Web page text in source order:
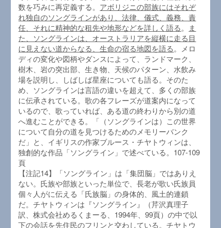
数を巧みに再定義する。 アボリジニの部族にはそれぞ
れ独自のソングラインがあり、法律、儀式、義務、責
任、それに精神的な租先や地形などを詳しく語る。
ま
た、ソングラインは、オーストラリアを縦横に走る目
に見えない道からなる、生命の宿る地図を語る。メロ
ディの変化や図柄やダンスによって、ランドマーク、
樹木、岩の突出部、生き物、天候のパターン、水飲み
場を説明し、しばしば星座についても語る。そのた
め、ソングラインは言語の違いを超えて、多くの部族
に伝承されている。歌の各フレーズが道案内になって
いるので、歌っていれば、ある道の終わりから別の道
へ進むことができる。「（ソングラインは）この世界
について自分の道を見つけるためのメモリーバンク
だ」と、イギリスの作家ブルース・チヤトウィンは、
独創的な作品「ソングライン」で述べている。107-109
頁
【注記14】「ソングライン」は「集団脳」ではありえ
ない。氏族や部族といった単位で、長老が歌い氏族員
個々人がに伝える「氏族脳」の身体的、風土的連鎖
だ。チヤトウィンは『ソングライン』（芹沢真理子
訳、株式会社めるくまーる、1994年、99頁）の中で以
下の会話を先住民のフリンと交わしている。チヤトウ